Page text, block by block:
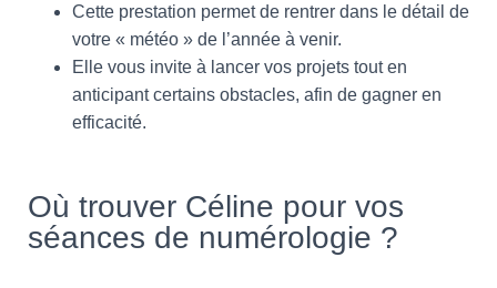
Cette prestation permet de rentrer dans le détail de
votre « météo » de l’année à venir.
Elle vous invite à lancer vos projets tout en
anticipant certains obstacles, afin de gagner en
efficacité.
Où trouver Céline pour vos
séances de numérologie ?